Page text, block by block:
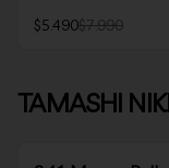
$5.490$7.990
TAMASHI